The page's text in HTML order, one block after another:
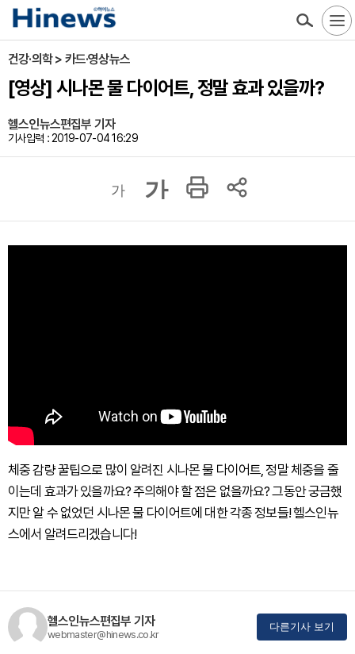
건강·의학 > 카드·영상뉴스
[영상] 시나몬 물 다이어트, 정말 효과 있을까?
헬스인뉴스편집부 기자
기사입력 : 2019-07-04 16:29
가 가
체중 감량 꿀팁으로 많이 알려진 시나몬 물 다이어트, 정말 체중을 줄
이는데 효과가 있을까요? 주의해야 할 점은 없을까요? 그동안 궁금했
지만 알 수 없었던 시나몬 물 다이어트에 대한 각종 정보들! 헬스인뉴
스에서 알려드리겠습니다!
헬스인뉴스편집부 기자
webmaster@hinews.co.kr
다른기사 보기